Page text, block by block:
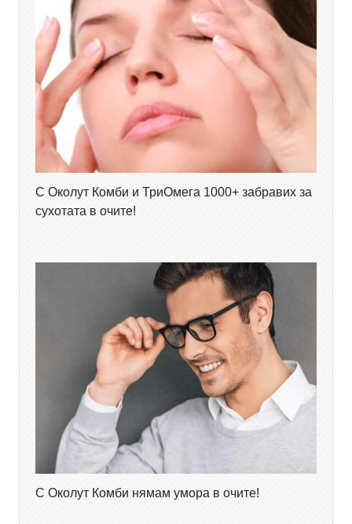
С Околут Комби и ТриОмега 1000+ забравих за
сухотата в очите!
С Околут Комби нямам умора в очите!